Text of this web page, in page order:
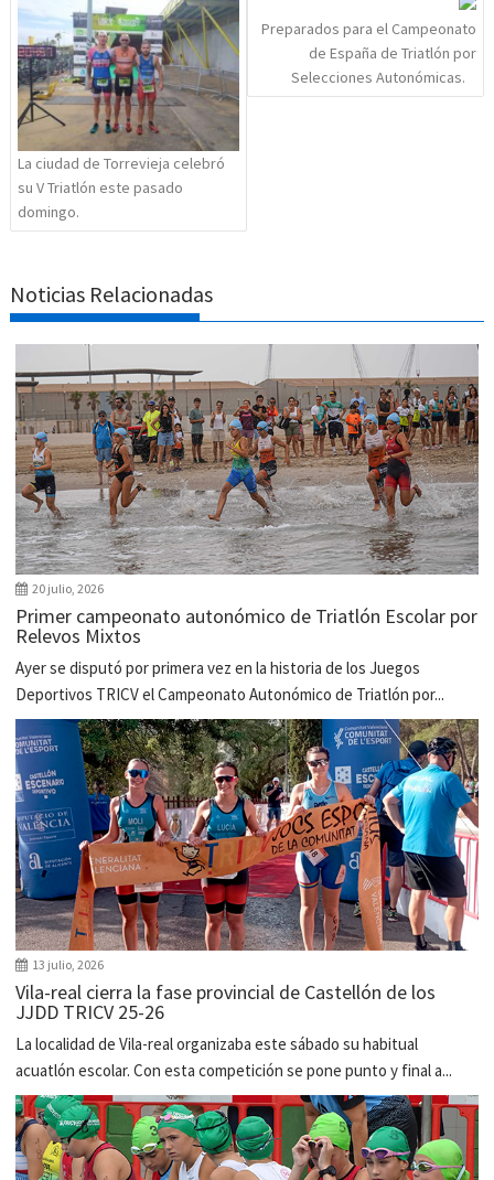
entradas
La ciudad de Torrevieja celebró
su V Triatlón este pasado
domingo.
Preparados para el Campeonato
de España de Triatlón por
Selecciones Autonómicas.
Noticias Relacionadas
20 julio, 2026
Primer campeonato autonómico de Triatlón Escolar por
Relevos Mixtos
Ayer se disputó por primera vez en la historia de los Juegos
Deportivos TRICV el Campeonato Autonómico de Triatlón por...
13 julio, 2026
Vila-real cierra la fase provincial de Castellón de los
JJDD TRICV 25-26
La localidad de Vila-real organizaba este sábado su habitual
acuatlón escolar. Con esta competición se pone punto y final a...